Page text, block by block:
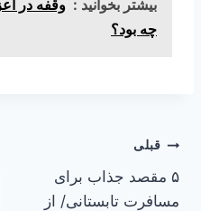
بیشتر بخوانید : وقفه در
چه بود؟
راهبری
نوشته
قبلی
۵ مقصد جذاب برای
مسافرت تابستانی/ از